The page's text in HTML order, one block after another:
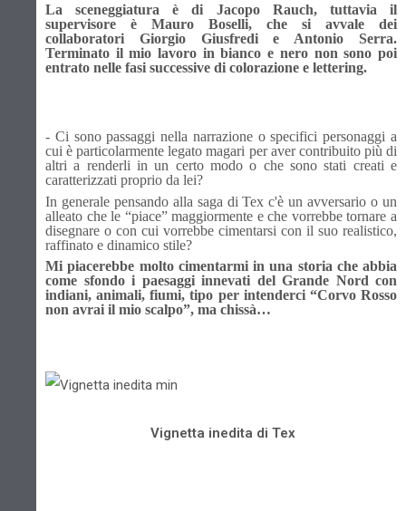
La sceneggiatura è di Jacopo Rauch, tuttavia il
supervisore è Mauro Boselli, che si avvale dei
collaboratori Giorgio Giusfredi e Antonio Serra.
Terminato il mio lavoro in bianco e nero non sono poi
entrato nelle fasi successive di colorazione e lettering.
- Ci sono passaggi nella narrazione o specifici personaggi a
cui è particolarmente legato magari per aver contribuito più di
altri a renderli in un certo modo o che sono stati creati e
caratterizzati proprio da lei?
In generale pensando alla saga di Tex c'è un avversario o un
alleato che le “piace” maggiormente e che vorrebbe tornare a
disegnare o con cui vorrebbe cimentarsi con il suo realistico,
raffinato e dinamico stile?
Mi piacerebbe molto cimentarmi in una storia che abbia
come sfondo i paesaggi innevati del Grande Nord con
indiani, animali, fiumi, tipo per intenderci “Corvo Rosso
non avrai il mio scalpo”, ma chissà…
Vignetta inedita di Tex